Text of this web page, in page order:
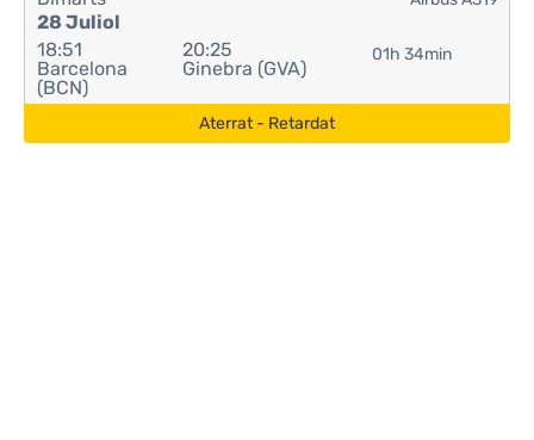
28 Juliol
18:51
Barcelona
(BCN)
20:25
Ginebra (GVA)
01h 34min
Aterrat - Retardat